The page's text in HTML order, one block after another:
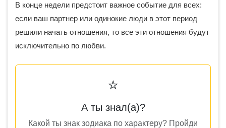
В конце недели предстоит важное событие для всех:
если ваш партнер или одинокие люди в этот период
решили начать отношения, то все эти отношения будут
исключительно по любви.
⭐
А ты знал(а)?
Какой ты знак зодиака по характеру? Пройди